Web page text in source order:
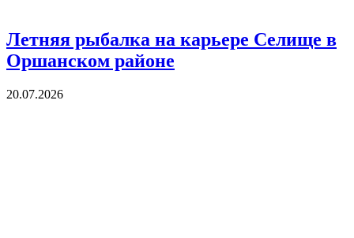
Летняя рыбалка на карьере Селище в
Оршанском районе
20.07.2026